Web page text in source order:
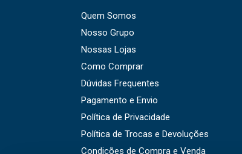
Quem Somos
Nosso Grupo
Nossas Lojas
Como Comprar
Dúvidas Frequentes
Pagamento e Envio
Política de Privacidade
Política de Trocas e Devoluções
Condições de Compra e Venda